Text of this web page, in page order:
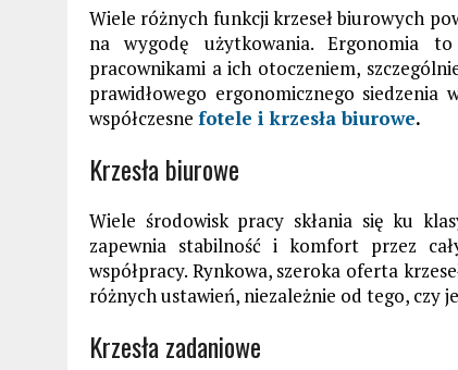
Wiele różnych funkcji krzeseł biurowych
na wygodę użytkowania. Ergonomia
pracownikami a ich otoczeniem,
prawidłowego ergonomicznego
współczesne fotele i krzesła biurowe.
Krzesła biurowe
Wiele środowisk pracy skłania się ku
zapewnia stabilność i komfort przez
współpracy. Rynkowa, szeroka oferta
różnych ustawień, niezależnie od tego, czy
Krzesła zadaniowe